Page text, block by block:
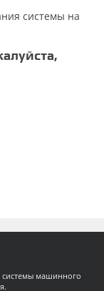
системы на
системы машинного